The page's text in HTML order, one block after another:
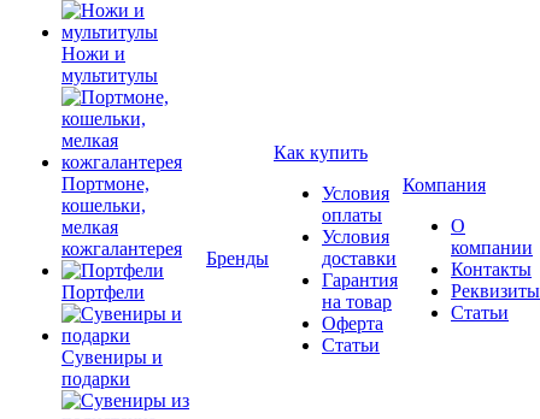
Ножи и
мультитулы
Портмоне,
кошельки,
мелкая
кожгалантерея
Портфели
Сувениры и
подарки
Бренды
Как купить
Условия
оплаты
Условия
доставки
Гарантия
на товар
Оферта
Статьи
Компания
О
компании
Контакты
Реквизиты
Статьи